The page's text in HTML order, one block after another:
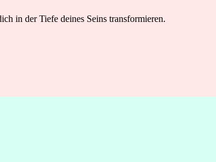
in der Tiefe deines Seins transformieren.